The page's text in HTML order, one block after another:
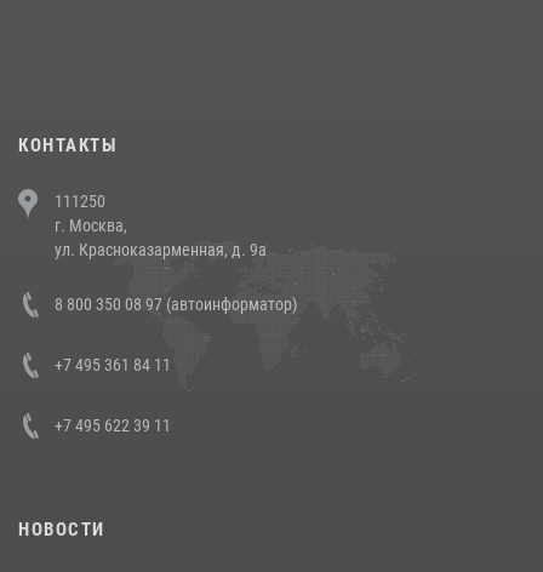
напавших на бригаду скорой помощи (видео)
14 июля 2026, 12:20
В Росгвардии прошла военно-научная конференция по обобщению
боевого опыта
КОНТАКТЫ
111250
г. Москва,
ул. Красноказарменная, д. 9а
8 800 350 08 97 (автоинформатор)
+7 495 361 84 11
+7 495 622 39 11
НОВОСТИ